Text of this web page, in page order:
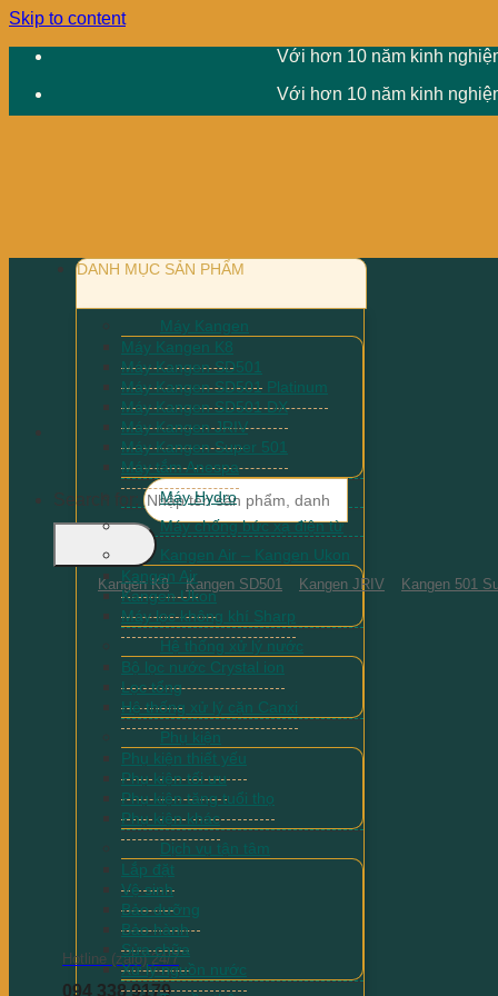
Skip to content
Với hơn 10 năm kinh
Với hơn 10 năm kinh
Search for:
Kangen K8 Kangen SD501 Kangen JRIV Kangen 501
Hotline (zalo) 24/7
094 338 9179
DANH MỤC SẢN PHẨM
Máy Kangen
Máy Kangen K8
Máy Kangen SD501
Máy Kangen SD501 Platinum
Máy Kangen SD501 DX
Máy Kangen JRIV
Máy Kangen Super 501
Máy tắm Anespa
Máy Hydro
Máy chống bức xạ điện từ
Kangen Air – Kangen Ukon
Kangen Air
Kangen Ukon
Máy lọc không khí Sharp
Hệ thống xử lý nước
Bộ lọc nước Crystal ion
Lọc tổng
Hệ thống xử lý cặn Canxi
Phụ kiện
Phụ kiện thiết yếu
Phụ kiện tối ưu
Phụ kiện tăng tuổi thọ
Phụ kiện khác
Dịch vụ tận tâm
Lắp đặt
Vệ sinh
Bảo dưỡng
Bảo hành
Sửa chữa
Xử lý nguồn nước